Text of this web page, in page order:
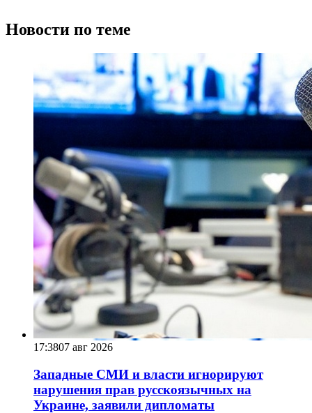
Новости по теме
17:3807 авг 2026
Западные СМИ и власти игнорируют
нарушения прав русскоязычных на
Украине, заявили дипломаты